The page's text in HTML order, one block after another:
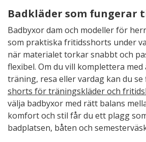
Badkläder som fungerar
Badbyxor dam och modeller för
som praktiska fritidsshorts under
när materialet torkar snabbt och
flexibel. Om du vill komplettera
träning, resa eller vardag kan du
shorts för träningskläder och
välja badbyxor med rätt balans
komfort och stil får du ett plagg
badplatsen, båten och